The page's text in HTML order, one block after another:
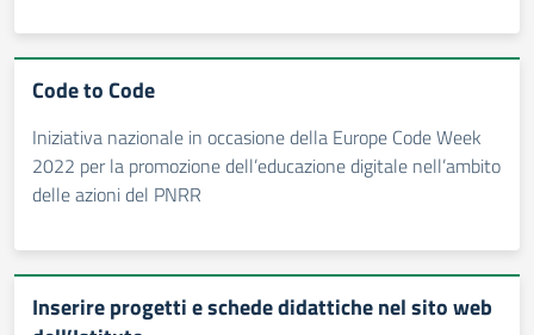
Code to Code
Iniziativa nazionale in occasione della Europe Code Week
2022 per la promozione dell’educazione digitale nell’ambito
delle azioni del PNRR
Inserire progetti e schede didattiche nel sito web